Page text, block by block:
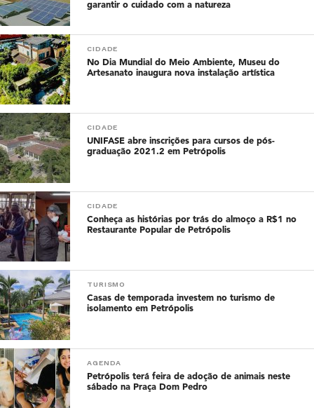
garantir o cuidado com a natureza
CIDADE
No Dia Mundial do Meio Ambiente, Museu do
Artesanato inaugura nova instalação artística
CIDADE
UNIFASE abre inscrições para cursos de pós-
graduação 2021.2 em Petrópolis
CIDADE
Conheça as histórias por trás do almoço a R$1 no
Restaurante Popular de Petrópolis
TURISMO
Casas de temporada investem no turismo de
isolamento em Petrópolis
AGENDA
Petrópolis terá feira de adoção de animais neste
sábado na Praça Dom Pedro